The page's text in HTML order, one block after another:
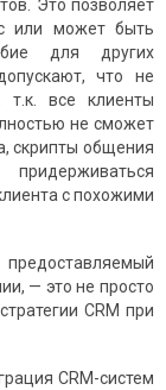
Это позволяет
или может быть
для других
что не
т.к. все клиенты
не сможет
скрипты общения
с похожими
— это не просто
CRM при
CRM-систем